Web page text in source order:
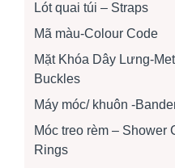
Lót quai túi – Straps
Mã màu-Colour Code
Mặt Khóa Dây Lưng-
Buckles
Máy móc/ khuôn -
Móc treo rèm – Shower
Rings